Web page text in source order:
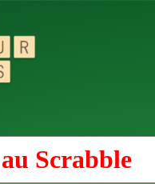
Scrabble